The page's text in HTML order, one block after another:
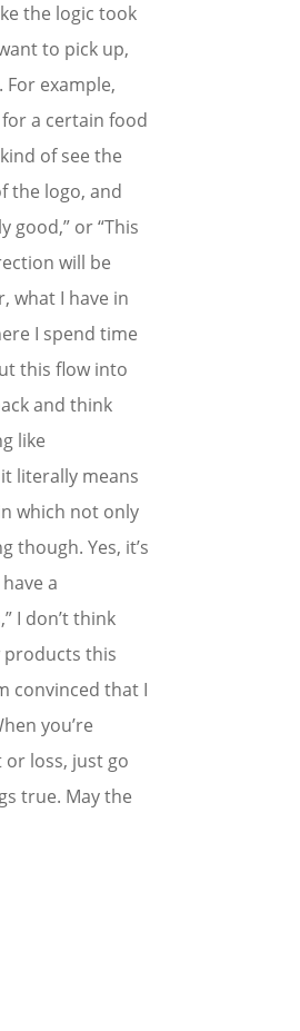
the logic took
to pick up,
example,
a certain food
of see the
the logo, and
good,” or “This
will be
what I have in
I spend time
this flow into
and think
like
literally means
which not only
though. Yes, it’s
a
I don’t think
products this
convinced that I
you’re
or loss, just go
true. May the